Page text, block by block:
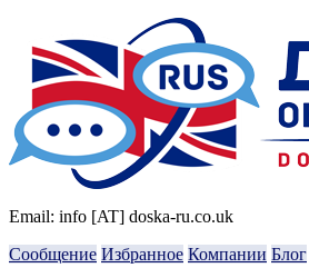
Email: info [AT] doska-ru.co.uk
Сообщение Избранное Компании Блог